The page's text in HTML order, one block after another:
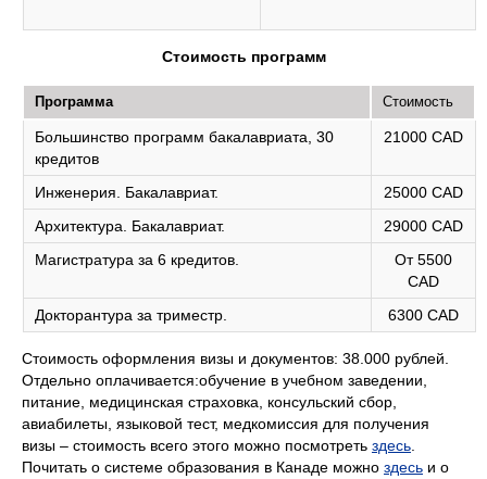
Стоимость программ
Программа Стоимость
Большинство программ бакалавриата, 30
кредитов
21000 CAD
Инженерия. Бакалавриат.
25000 CAD
Архитектура. Бакалавриат.
29000 CAD
Магистратура за 6 кредитов.
От 5500
CAD
Докторантура за триместр.
6300 CAD
Стоимость оформления визы и документов: 38.000 рублей.
Отдельно оплачивается:обучение в учебном заведении,
питание, медицинская страховка, консульский сбор,
авиабилеты, языковой тест, медкомиссия для получения
визы – стоимость всего этого можно посмотреть здесь
Почитать о системе образования в Канаде можно здесь и о